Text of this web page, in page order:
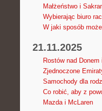
Małżeństwo i
Wybierając biuro
W jaki sposób
21.11.2025
Rostów nad Donem
Zjednoczone
Samochody dla
Co robić, aby z
Mazda i McLaren